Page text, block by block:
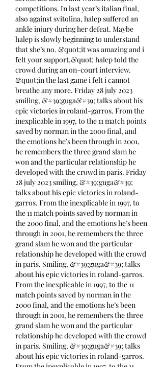
competitions. In last year’s italian final,
also against svitolina, halep suffered an
ankle injury during her defeat. Maybe
halep is slowly beginning to understand
that she’s no. &quot;it was amazing and i
felt your support,&quot; halep told the
crowd during an on-court interview.
&quot;in the last game i felt i cannot
breathe any more. Friday 28 july 2023
smiling, &#39;guga&#39; talks about his
epic victories in roland-garros. From the
inexplicable in 1997, to the 11 match points
saved by norman in the 2000 final, and
the emotions he’s been through in 2001,
he remembers the three grand slam he
won and the particular relationship he
developed with the crowd in paris. Friday
28 july 2023 smiling, &#39;guga&#39;
talks about his epic victories in roland-
garros. From the inexplicable in 1997, to
the 11 match points saved by norman in
the 2000 final, and the emotions he’s been
through in 2001, he remembers the three
grand slam he won and the particular
relationship he developed with the crowd
in paris. Smiling, &#39;guga&#39; talks
about his epic victories in roland-garros.
From the inexplicable in 1997, to the 11
match points saved by norman in the
2000 final, and the emotions he’s been
through in 2001, he remembers the three
grand slam he won and the particular
relationship he developed with the crowd
in paris. Smiling, &#39;guga&#39; talks
about his epic victories in roland-garros.